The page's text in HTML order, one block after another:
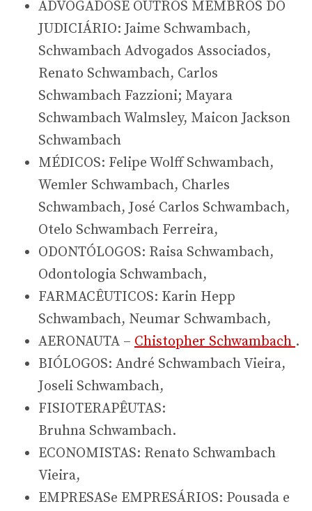
ADVOGADOSE OUTROS MEMBROS DO
JUDICIÁRIO: Jaime Schwambach,
Schwambach Advogados Associados,
Renato Schwambach, Carlos
Schwambach Fazzioni; Mayara
Schwambach Walmsley, Maicon Jackson
Schwambach
MÉDICOS: Felipe Wolff Schwambach,
Wemler Schwambach, Charles
Schwambach, José Carlos Schwambach,
Otelo Schwambach Ferreira,
ODONTÓLOGOS: Raisa Schwambach,
Odontologia Schwambach,
FARMACÊUTICOS: Karin Hepp
Schwambach, Neumar Schwambach,
AERONAUTA – Chistopher Schwambach.
BIÓLOGOS: André Schwambach Vieira,
Joseli Schwambach,
FISIOTERAPÊUTAS:
Bruhna Schwambach.
ECONOMISTAS: Renato Schwambach
Vieira,
EMPRESASe EMPRESÁRIOS: Pousada e